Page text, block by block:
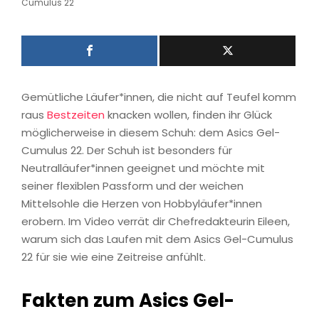
Cumulus 22
Gemütliche Läufer*innen, die nicht auf Teufel komm
raus Bestzeiten knacken wollen, finden ihr Glück
möglicherweise in diesem Schuh: dem Asics Gel-
Cumulus 22. Der Schuh ist besonders für
Neutralläufer*innen geeignet und möchte mit
seiner flexiblen Passform und der weichen
Mittelsohle die Herzen von Hobbyläufer*innen
erobern. Im Video verrät dir Chefredakteurin Eileen,
warum sich das Laufen mit dem Asics Gel-Cumulus
22 für sie wie eine Zeitreise anfühlt.
Fakten zum Asics Gel-